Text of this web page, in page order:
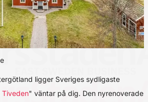
ligger Sveriges sydligaste
Tiveden" väntar på dig. Den nyrenoverade